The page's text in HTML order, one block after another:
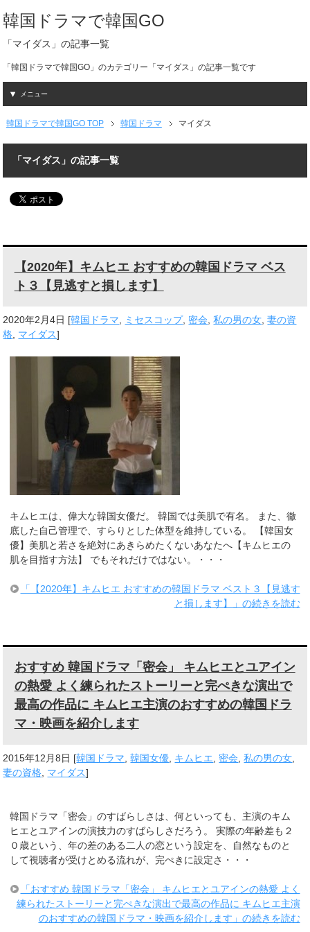
韓国ドラマで韓国GO
「マイダス」の記事一覧
「韓国ドラマで韓国GO」のカテゴリー「マイダス」の記事一覧です
メニュー
韓国ドラマで韓国GO TOP 韓国ドラマ マイダス
「マイダス」の記事一覧
【2020年】キムヒエ おすすめの韓国ドラマ ベス
ト３【見逃すと損します】
2020年2月4日 [韓国ドラマ, ミセスコップ, 密会,私の男の女,妻の資
格, マイダス]
キムヒエは、偉大な韓国女優だ。 韓国では美肌で有名。 また、徹
底した自己管理で、すらりとした体型を維持している。 【韓国女
優】美肌と若さを絶対にあきらめたくないあなたへ【キムヒエの
肌を目指す方法】 でもそれだけではない。・・・
「【2020年】キムヒエ おすすめの韓国ドラマ ベスト３【見逃す
と損します】」の続きを読む
おすすめ 韓国ドラマ「密会」 キムヒエとユアイン
の熱愛 よく練られたストーリーと完ぺきな演出で
最高の作品に キムヒエ主演のおすすめの韓国ドラ
マ・映画を紹介します
2015年12月8日 [韓国ドラマ ,韓国女優 キムヒエ 密会 ,私の男の女
妻の資格 マイダス]
韓国ドラマ「密会」のすばらしさは、何といっても、主演のキム
ヒエとユアインの演技力のすばらしさだろう。 実際の年齢差も２
０歳という、年の差のある二人の恋という設定を、自然なものと
して視聴者が受けとめる流れが、完ぺきに設定さ・・・
「おすすめ 韓国ドラマ「密会」 キムヒエとユアインの熱愛 よく
練られたストーリーと完ぺきな演出で最高の作品に キムヒエ主演
のおすすめの韓国ドラマ・映画を紹介します」の続きを読む